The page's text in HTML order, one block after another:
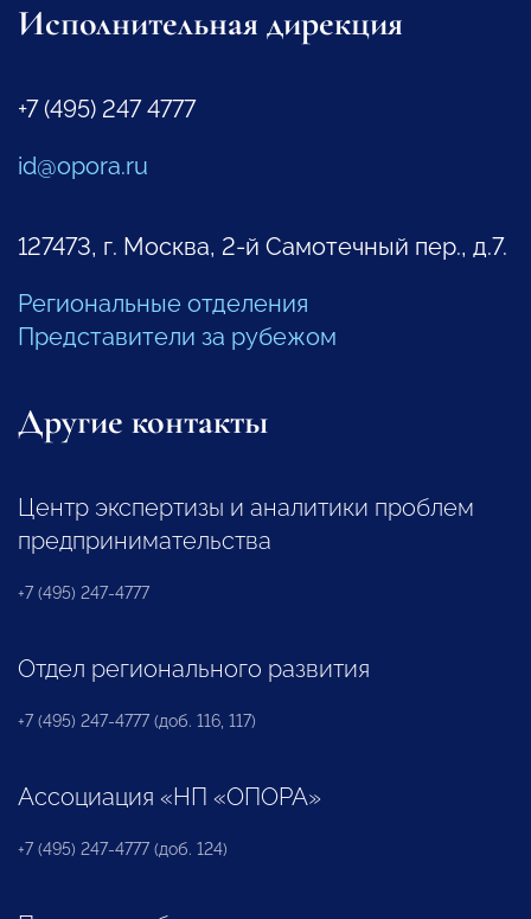
Исполнительная дирекция
+7 (495) 247 4777
id@opora.ru
127473, г. Москва, 2-й Самотечный пер., д.7.
Региональные отделения
Представители за рубежом
Другие контакты
Центр экспертизы и аналитики проблем
предпринимательства
+7 (495) 247-4777
Отдел регионального развития
+7 (495) 247-4777 (доб. 116, 117)
Ассоциация «НП «ОПОРА»
+7 (495) 247-4777 (доб. 124)